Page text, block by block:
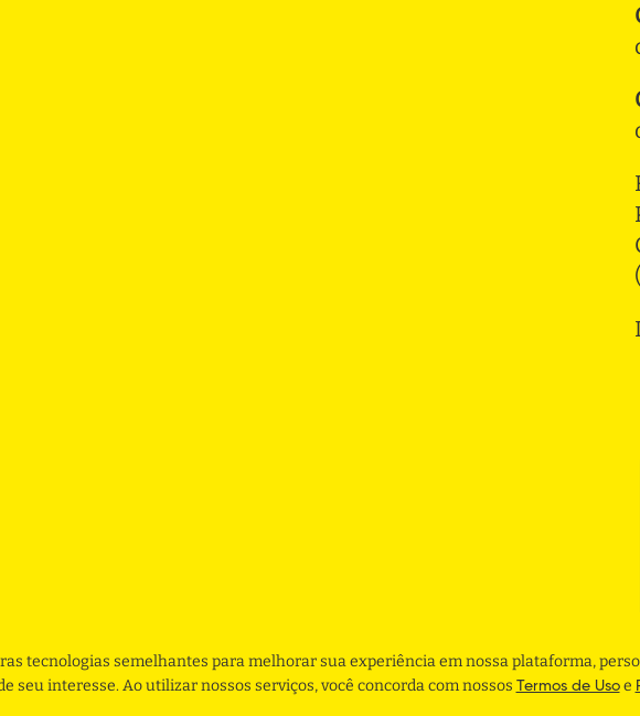
tecnologias semelhantes para melhorar sua experiência em nossa plataforma,
seu interesse. Ao utilizar nossos serviços, você concorda com nossos Termos de Usoe